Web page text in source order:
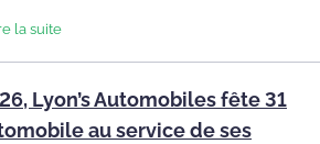
la suite
Lyon’s Automobiles fête 31
au service de ses